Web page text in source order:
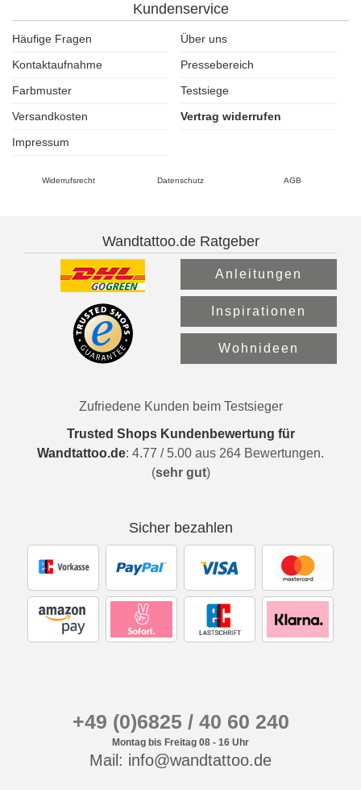
Kundenservice
Häufige Fragen
Über uns
Kontaktaufnahme
Pressebereich
Farbmuster
Testsiege
Versandkosten
Vertrag widerrufen
Impressum
Widerrufsrecht Datenschutz AGB
Wandtattoo.de Ratgeber
Anleitungen
Inspirationen
Wohnideen
Zufriedene Kunden beim Testsieger
Trusted Shops Kundenbewertung für
Wandtattoo.de: 4.77 / 5.00 aus 264 Bewertungen.
(sehr gut)
Sicher bezahlen
+49 (0)6825 / 40 60 240
Montag bis Freitag 08 - 16 Uhr
Mail: info@wandtattoo.de